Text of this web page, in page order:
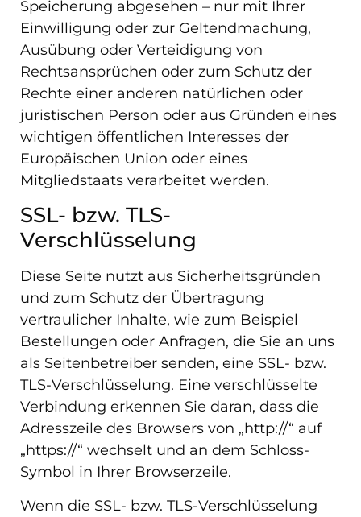
Speicherung abgesehen – nur mit Ihrer
Einwilligung oder zur Geltendmachung,
Ausübung oder Verteidigung von
Rechtsansprüchen oder zum Schutz der
Rechte einer anderen natürlichen oder
juristischen Person oder aus Gründen eines
wichtigen öffentlichen Interesses der
Europäischen Union oder eines
Mitgliedstaats verarbeitet werden.
SSL- bzw. TLS-
Verschlüsselung
Diese Seite nutzt aus Sicherheitsgründen
und zum Schutz der Übertragung
vertraulicher Inhalte, wie zum Beispiel
Bestellungen oder Anfragen, die Sie an uns
als Seitenbetreiber senden, eine SSL- bzw.
TLS-Verschlüsselung. Eine verschlüsselte
Verbindung erkennen Sie daran, dass die
Adresszeile des Browsers von „http://“ auf
„https://“ wechselt und an dem Schloss-
Symbol in Ihrer Browserzeile.
Wenn die SSL- bzw. TLS-Verschlüsselung